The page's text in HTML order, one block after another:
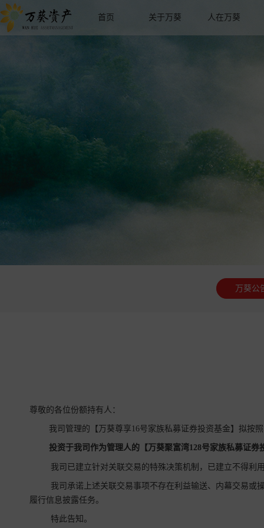
首页 关于万葵 人在万葵
万葵公
尊敬的各位份额持有人：
我司管理的【万葵尊享16号家族私募证券投资基金】拟按
投资于我司作为管理人的【 万葵聚富湾128号家族私募证券
我司已建立针对关联交易的特殊决策机制，已建立不得利
我司承诺上述关联交易事项不存在利益输送、内幕交易或
履行信息披露任务。
特此告知。